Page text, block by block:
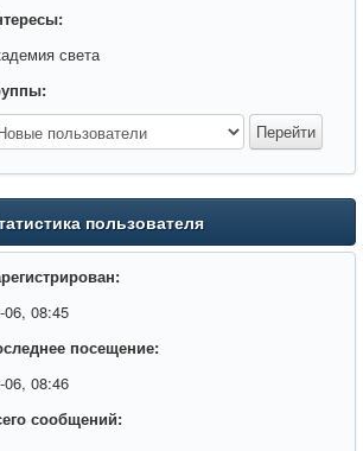
света
пользователя
06, 08:45
посещение:
06, 08:46
сообщений: